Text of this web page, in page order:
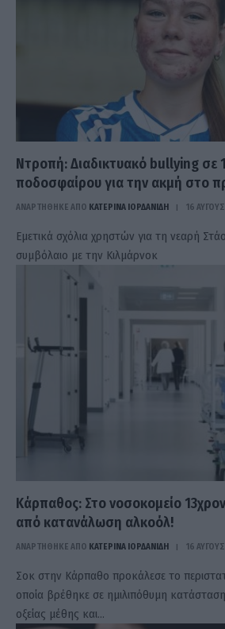
Ντροπή: Διαδικτυακό bullying σε
ποδοσφαίρου για την ακμή στο
ΑΝΑΡΤΗΘΗΚΕ ΑΠΟ ΚΑΤΕΡΊΝΑ ΙΟΡΔΑΝΊΔΗ 16
Εμετικά σχόλια χρηστών για τη νεαρή
συμβόλαιο με την Κιλμάρνοκ
Κάρπαθος: Στο νοσοκομείο
από κατανάλωση αλκοόλ!
ΑΝΑΡΤΗΘΗΚΕ ΑΠΟ ΚΑΤΕΡΊΝΑ ΙΟΡΔΑΝΊΔΗ 16
Σοκ στην Κάρπαθο προκάλεσε το
οποία βρέθηκε σε ημιλιπόθυμη
οξείας μέθης και…